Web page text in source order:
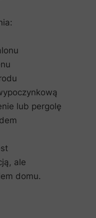
lub pergolę
ale
domu.